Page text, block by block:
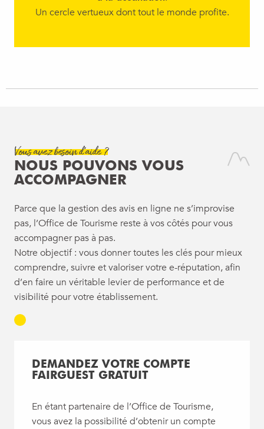
Un cercle vertueux dont tout le monde profite.
Vous avez besoin d'aide ?
NOUS POUVONS VOUS
ACCOMPAGNER
Parce que la gestion des avis en ligne ne s’improvise
pas, l’Office de Tourisme reste à vos côtés pour vous
accompagner pas à pas.
Notre objectif : vous donner toutes les clés pour mieux
comprendre, suivre et valoriser votre e-réputation, afin
d’en faire un véritable levier de performance et de
visibilité pour votre établissement.
DEMANDEZ VOTRE COMPTE
FAIRGUEST GRATUIT
En étant partenaire de l’Office de Tourisme,
vous avez la possibilité d’obtenir un compte